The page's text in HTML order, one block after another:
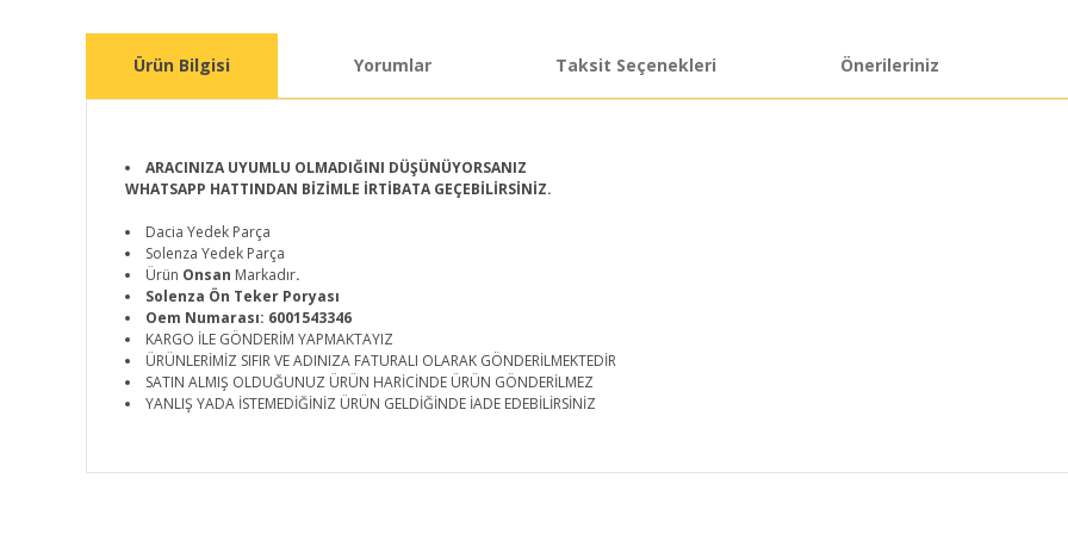
Ürün Bilgisi Yorumlar Taksit Seçenekleri Önerileriniz
ARACINIZA UYUMLU OLMADIĞINI DÜŞÜNÜYORSANIZ
WHATSAPP HATTINDAN BİZİMLE İRTİBATA GEÇEBİLİRSİNİZ.
Dacia Yedek Parça
Solenza Yedek Parça
Ürün Onsan Markadır.
Solenza Ön Teker Poryası
Oem Numarası: 6001543346
KARGO İLE GÖNDERİM YAPMAKTAYIZ
ÜRÜNLERİMİZ SIFIR VE ADINIZA FATURALI OLARAK GÖNDERİLMEKTEDİR
SATIN ALMIŞ OLDUĞUNUZ ÜRÜN HARİCİNDE ÜRÜN GÖNDERİLMEZ
YANLIŞ YADA İSTEMEDİĞİNİZ ÜRÜN GELDİĞİNDE İADE EDEBİLİRSİNİZ